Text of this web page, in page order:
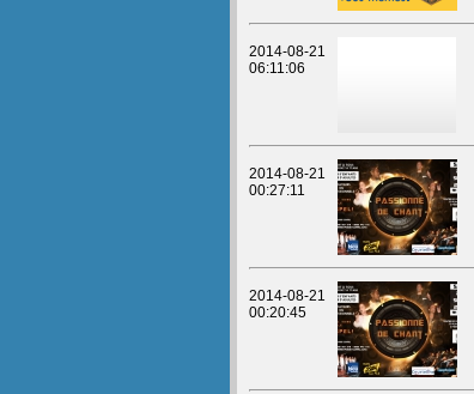
2014-08-21
06:11:06
2014-08-21
00:27:11
2014-08-21
00:20:45